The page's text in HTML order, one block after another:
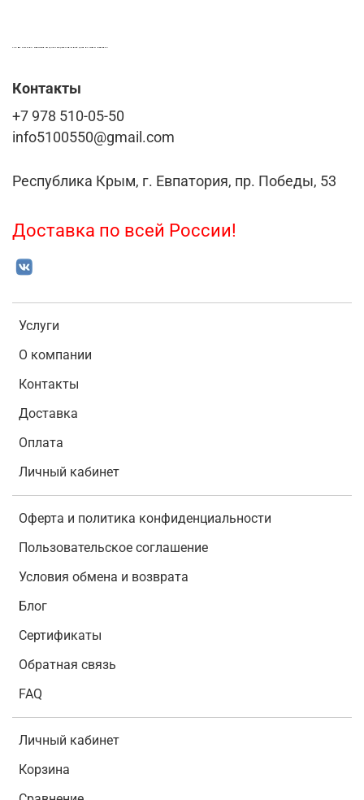
Услуги
О компании
Контакты
Доставка
Оплата
Личный кабинет
Оферта и политика конфиденциальности
Пользовательское соглашение
Условия обмена и возврата
Блог
Сертификаты
Обратная связь
FAQ
Личный кабинет
Корзина
Контакты
+7 978 510-05-50
info5100550@gmail.com
Республика Крым, г. Евпатория, пр. Победы, 53
Доставка по всей России!